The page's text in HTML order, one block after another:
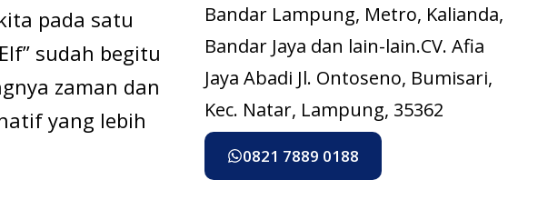
pada satu
sudah begitu
zaman dan
yang lebih
Bandar Lampung, Metro, Kalianda,
Bandar Jaya dan lain-lain.CV. Afia
Jaya Abadi Jl. Ontoseno, Bumisari,
Kec. Natar, Lampung, 35362
0821 7889 0188